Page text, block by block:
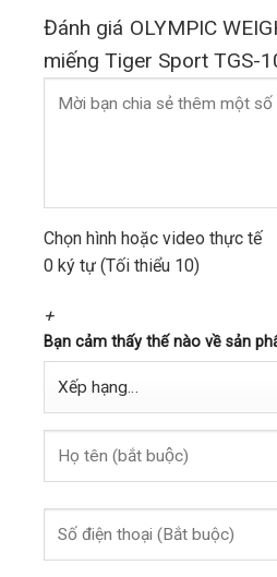
Đánh giá OLYMPIC
miếng Tiger Sport TGS-
Chọn hình hoặc video thực tế
0 ký tự (Tối thiểu 10)
+
Bạn cảm thấy thế nào về sản